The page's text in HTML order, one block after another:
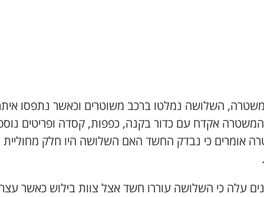
השלושה נמלטו ברכב משוטרים וכאשר נתפסו
אקדח עם כדור בקנה, כפפות, קסדה ופריטים
אומרים כי נבדק החשד האם השלושה היו חלק מחוליית
עלה כי השלושה עוררו חשד אצל צוות בילוש כאשר